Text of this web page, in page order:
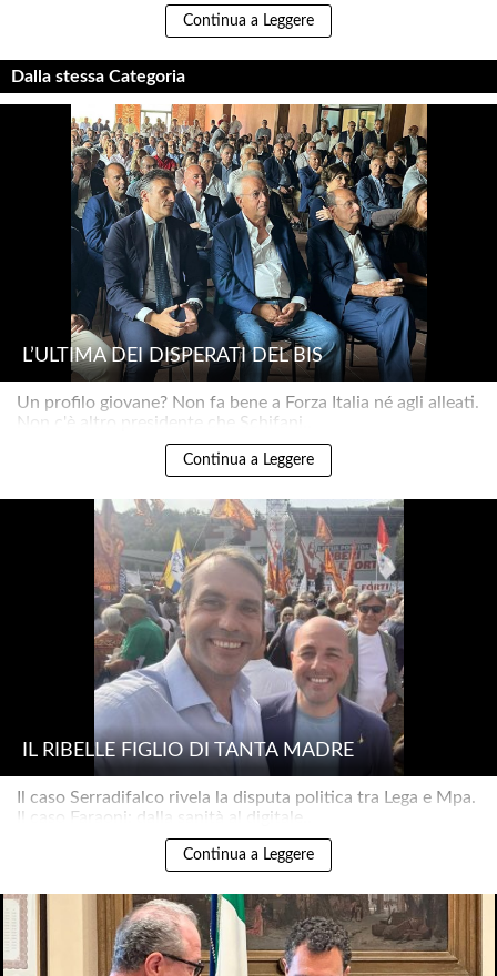
Continua a Leggere
Dalla stessa Categoria
L’ULTIMA DEI DISPERATI DEL BIS
Un profilo giovane? Non fa bene a Forza Italia né agli alleati.
Non c'è altro presidente che Schifani..
Continua a Leggere
IL RIBELLE FIGLIO DI TANTA MADRE
Il caso Serradifalco rivela la disputa politica tra Lega e Mpa.
Il caso Faraoni: dalla sanità al digitale..
Continua a Leggere